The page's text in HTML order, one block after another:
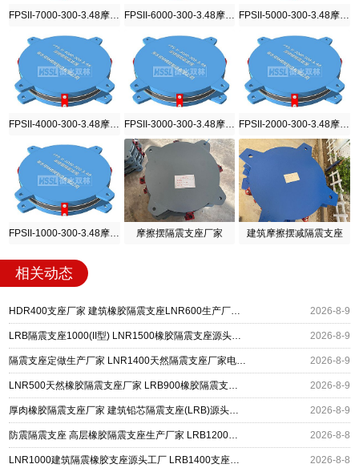
FPSII-6000-300-3.48摩擦摆隔震支座
FPSII-3000-300-3.48摩擦摆隔震支座
摩擦摆隔震支座厂家 建筑摩擦摆减隔震支座
相关动态
HDR400支座厂家 建筑橡胶隔震支座LNR600生产厂家 LRB500铅芯支座生产厂家 2026-8-9
LRB隔震支座1000(II型) LNR1500橡胶隔震支座源头工厂 矩形高阻尼隔震支座 2026-8-9
隔震支座定做生产厂家 LNR1400天然隔震支座厂家电话 LRB400成品铅芯橡胶隔震支座源头工厂 2026-8-9
LNR500天然橡胶隔震支座厂家 LRB900橡胶隔震支座 建筑隔震减震支座 2026-8-9
厚肉橡胶隔震支座厂家 建筑铅芯隔震支座(LRB)源头工厂 高阻尼支座HDR多少钱 2026-8-9
防震隔震支座 高层橡胶隔震支座生产厂家 LRB1200橡胶隔震支座多少钱 2026-8-8
LNR1000建筑隔震橡胶支座源头工厂 LRB1400支座生产厂家 建筑水平力隔震支座厂家 2026-8-8